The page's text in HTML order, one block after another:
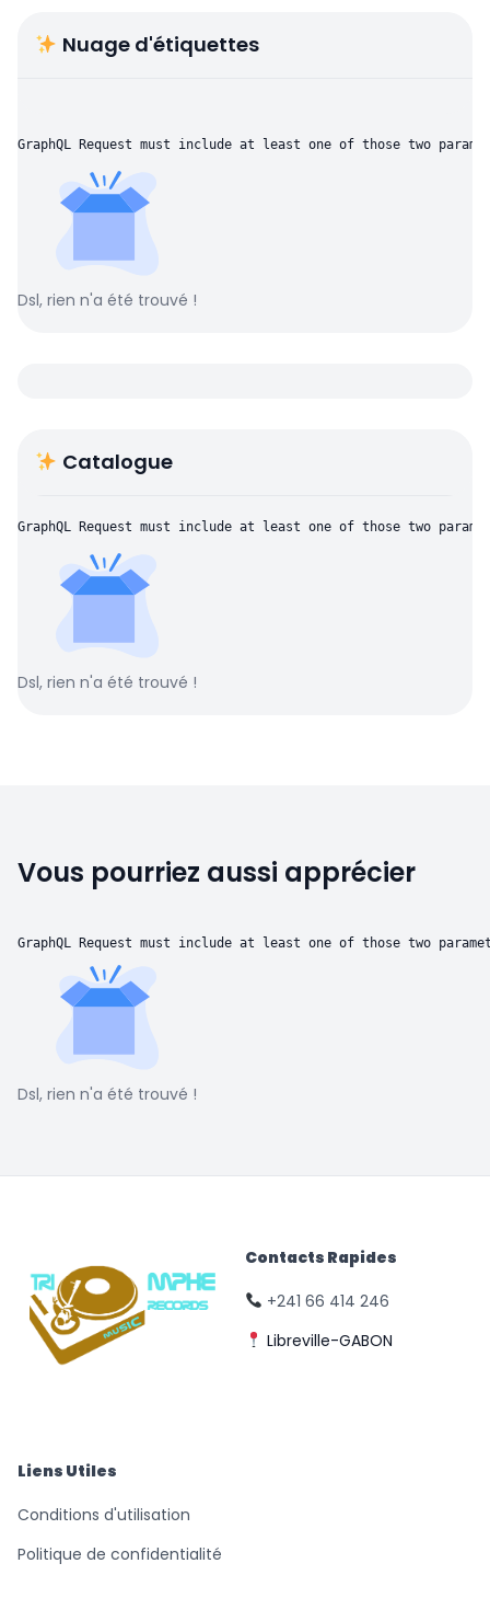
Nuage d'étiquettes
GraphQL Request must include at least one of those two
Dsl, rien n'a été trouvé !
Catalogue
GraphQL Request must include at least one of those two
Dsl, rien n'a été trouvé !
Vous pourriez aussi apprécier
GraphQL Request must include at least one of those two
Dsl, rien n'a été trouvé !
Contacts Rapides
+241 66 414 246
Libreville-GABON
Liens Utiles
Conditions d'utilisation
Politique de confidentialité